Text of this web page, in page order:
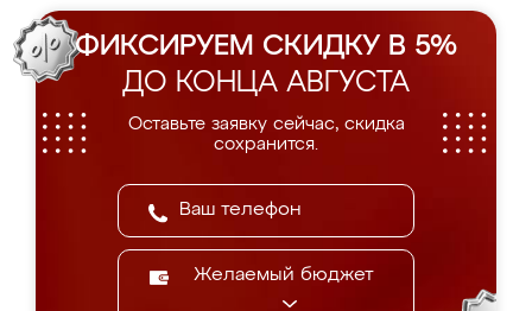
ФИКСИРУЕМ СКИДКУ В 5%
ДО КОНЦА АВГУСТА
Оставьте заявку сейчас, скидка
сохранится.
Желаемый бюджет